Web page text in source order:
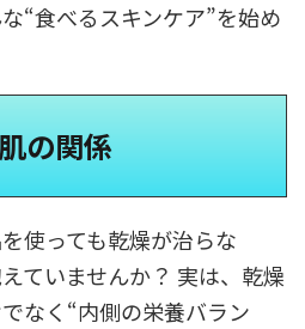
“食べるスキンケア”を始め
の関係
使っても乾燥が治らな
ていませんか？ 実は、乾燥
なく“内側の栄養バラン